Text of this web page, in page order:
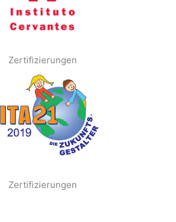
Zertifizierungen
Zertifizierungen